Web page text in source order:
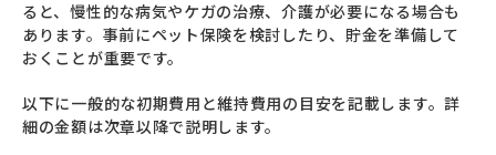
ると、慢性的な病気やケガの治療、介護が必要になる場合も
あります。事前にペット保険を検討したり、貯金を準備して
おくことが重要です。
以下に一般的な初期費用と維持費用の目安を記載します。詳
細の金額は次章以降で説明します。